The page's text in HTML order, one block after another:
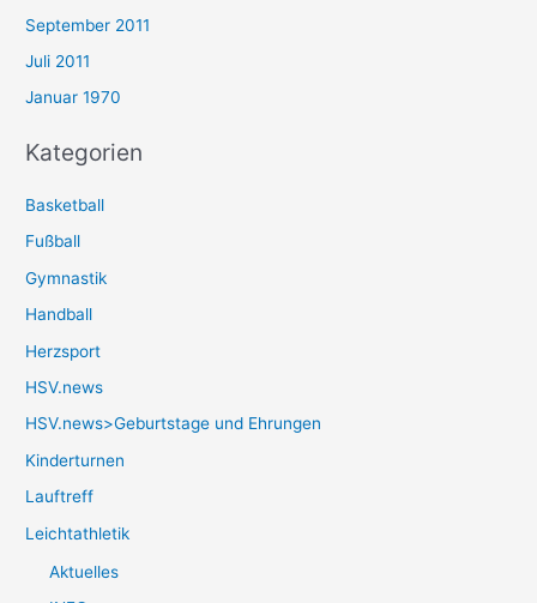
September 2011
Juli 2011
Januar 1970
Kategorien
Basketball
Fußball
Gymnastik
Handball
Herzsport
HSV.news
HSV.news>Geburtstage und Ehrungen
Kinderturnen
Lauftreff
Leichtathletik
Aktuelles